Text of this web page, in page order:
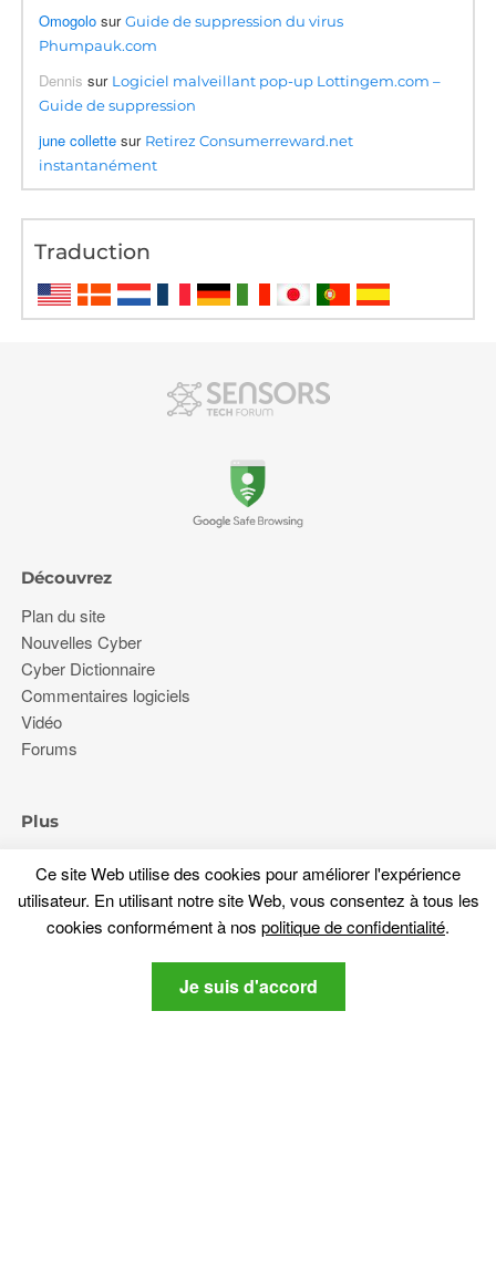
Omogolo surGuide de suppression du virus
Phumpauk.com
Dennis sur Logiciel malveillant pop-up Lottingem.com –
Guide de suppression
june collette sur Retirez Consumerreward.net
instantanément
Traduction
Ce site Web utilise des cookies pour améliorer l'expérience
utilisateur. En utilisant notre site Web, vous consentez à tous les
cookies conformément à nos politique de confidentialité.
Je suis d'accord
Découvrez
Plan du site
Nouvelles Cyber
Cyber Dictionnaire
Commentaires logiciels
Vidéo
Forums
Plus
politique de confidentialité
Contactez nous
Restez à l'écoute
Abonnez-vous à notre newsletter sur les dernières nouvelles